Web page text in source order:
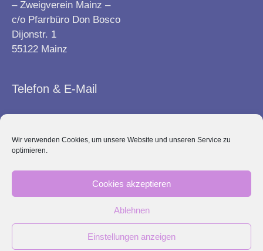
Wir verwenden Cookies, um unsere Website und unseren Service zu
optimieren.
Cookies akzeptieren
Ablehnen
Einstellungen anzeigen
– Zweigverein Mainz –
c/o Pfarrbüro Don Bosco
Dijonstr. 1
55122 Mainz
Telefon & E-Mail
E-Mail:info@frauenbund-mainz.de